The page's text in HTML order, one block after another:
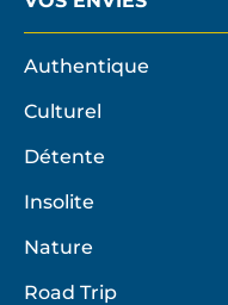
Authentique
Culturel
Détente
Insolite
Nature
Road Trip